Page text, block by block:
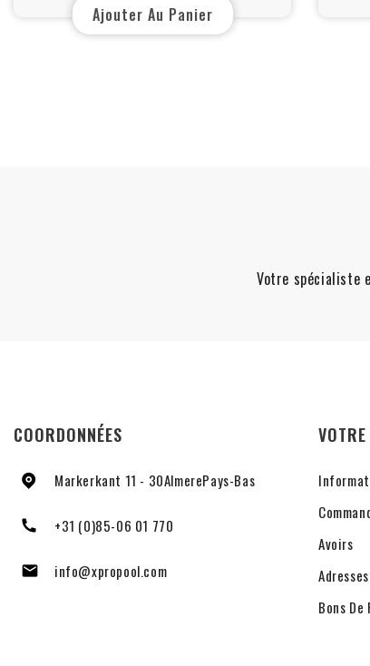
Ajouter Au Panier
Votre spécialiste
COORDONNÉES
Markerkant 11 - 30AlmerePays-Bas
+31 (0)85-06 01 770
 info@xpropool.com
Avoirs
Adresses
Bons